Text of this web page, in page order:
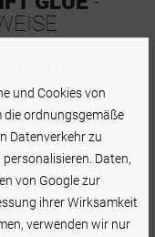
der
Wimpern darauf und
Schritten aus
Lifting und zur
die Unterseite der
des gesamten
und Cookies von
die ordnungsgemäße
Datenverkehr zu
Daten,
von Google zur
ihrer Wirksamkeit
verwenden wir nur